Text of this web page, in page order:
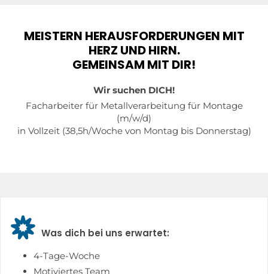
MEISTERN HERAUSFORDERUNGEN MIT
HERZ UND HIRN.
GEMEINSAM MIT DIR!
Wir suchen DICH!
Facharbeiter für Metallverarbeitung für Montage
(m/w/d)
in Vollzeit (38,5h/Woche von Montag bis Donnerstag)
 Was dich bei uns erwartet:
4-Tage-Woche
Motiviertes Team